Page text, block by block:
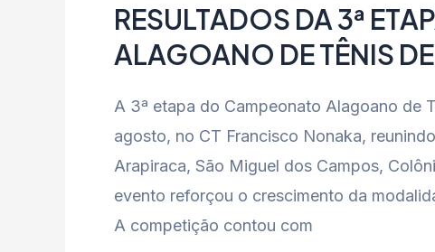
RESULTADOS DA 3ª
ALAGOANO DE TÊNIS
A 3ª etapa do Campeonato Alagoano de
agosto, no CT Francisco Nonaka,
Arapiraca, São Miguel dos Campos,
evento reforçou o crescimento da
A competição contou com